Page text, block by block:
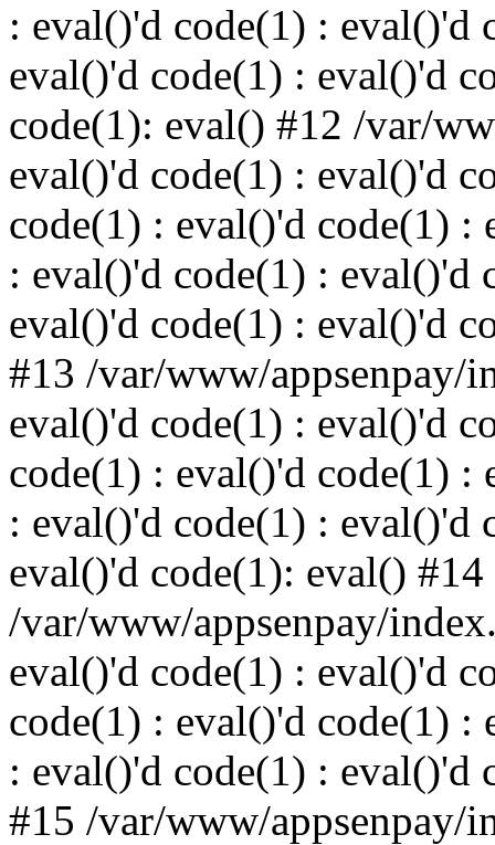
: eval()'d code(1) : eval()'d
eval()'d code(1) : eval()'d
code(1): eval() #12 /var/
eval()'d code(1) : eval()'d
code(1) : eval()'d code(1) :
: eval()'d code(1) : eval()'d
eval()'d code(1) : eval()'d
#13 /var/www/appsenpay/
eval()'d code(1) : eval()'d
code(1) : eval()'d code(1) :
: eval()'d code(1) : eval()'d
eval()'d code(1): eval() #14
/var/www/appsenpay/
eval()'d code(1) : eval()'d
code(1) : eval()'d code(1) :
: eval()'d code(1) : eval()'d
#15 /var/www/appsenpay/